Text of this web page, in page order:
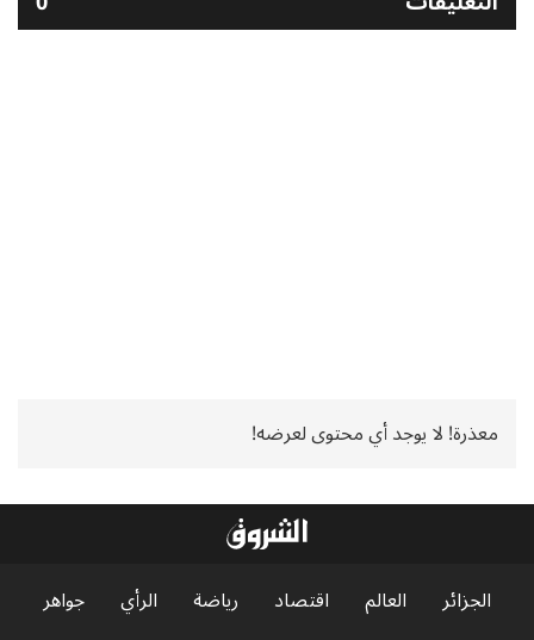
معذرة! لا يوجد أي محتوى لعرضه!
الجزائر العالم اقتصاد رياضة الرأي
جواهر